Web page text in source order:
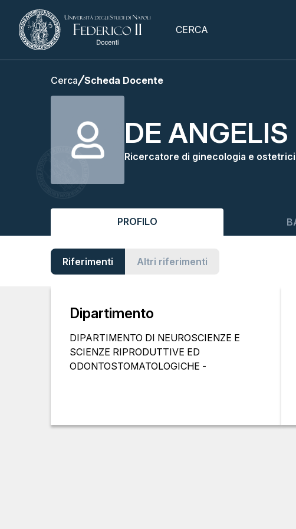
CERCA
Cerca Scheda Docente
DE
Ricercatore di ginecologia e
PROFILO
Riferimenti Altri riferimenti
Dipartimento
DIPARTIMENTO DI NEUROSCIENZE E
SCIENZE RIPRODUTTIVE ED
ODONTOSTOMATOLOGICHE -